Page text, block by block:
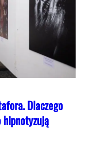
Dlaczego
hipnotyzują